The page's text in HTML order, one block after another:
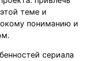
теме и
пониманию и
сериала